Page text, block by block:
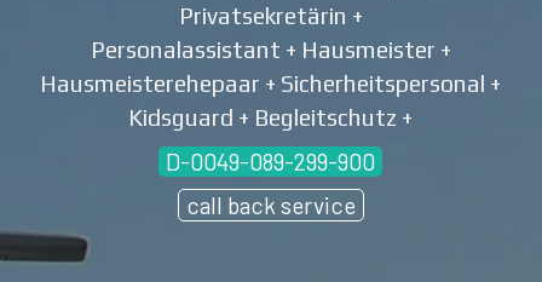
Privatsekretärin +
Personalassistant + Hausmeister +
Hausmeisterehepaar + Sicherheitspersonal +
Kidsguard + Begleitschutz +
D-0049-089-299-900
call back service